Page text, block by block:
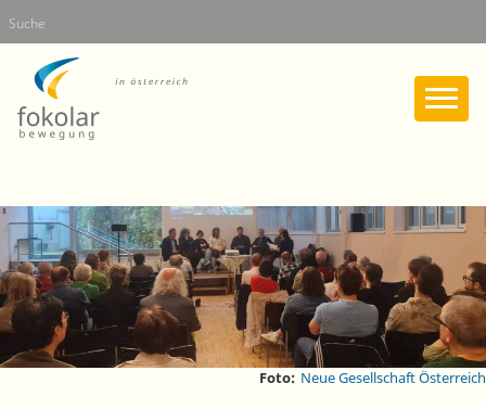
zum
Suche
Foto: Neue Gesellschaft Österreich